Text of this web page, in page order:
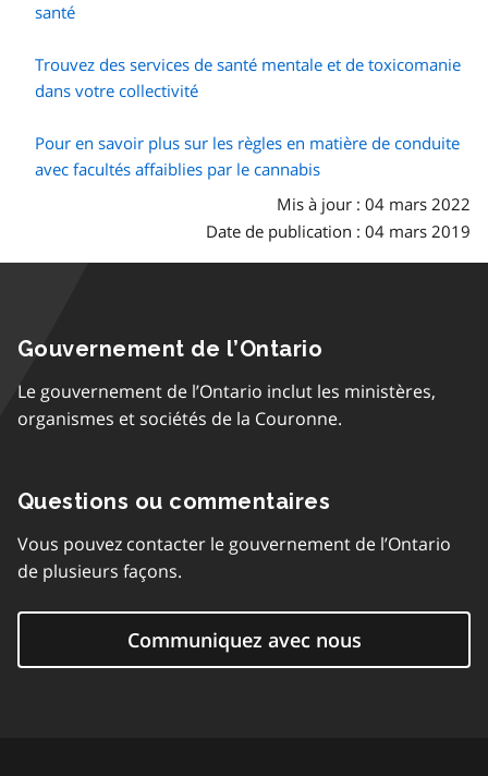
santé
Trouvez des services de santé mentale et de toxicomanie
dans votre collectivité
Pour en savoir plus sur les règles en matière de conduite
avec facultés affaiblies par le cannabis
Mis à jour : 04 mars 2022
Date de publication : 04 mars 2019
Gouvernement de l’Ontario
Le gouvernement de l’Ontario inclut les ministères,
organismes et sociétés de la Couronne.
Questions ou commentaires
Vous pouvez contacter le gouvernement de l’Ontario
de plusieurs façons.
Communiquez avec nous